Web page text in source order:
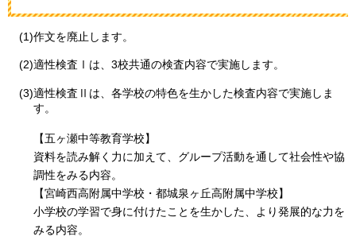
(1)作文を廃止します。
(2)適性検査Ⅰは、3校共通の検査内容で実施します。
(3)適性検査Ⅱは、各学校の特色を生かした検査内容で実施しま
す。
【五ヶ瀬中等教育学校】
資料を読み解く力に加えて、グループ活動を通して社会性や協
調性をみる内容。
【宮崎西高附属中学校・都城泉ヶ丘高附属中学校】
小学校の学習で身に付けたことを生かした、より発展的な力を
みる内容。